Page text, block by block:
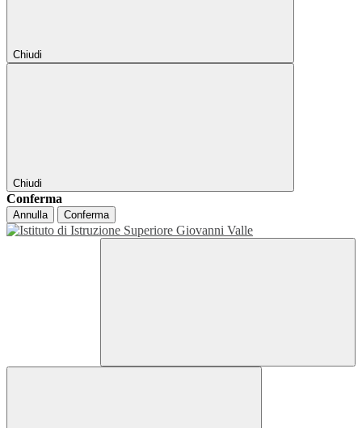
Chiudi
Chiudi
Conferma
Annulla Conferma